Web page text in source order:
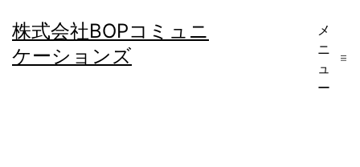
ン
テ
株式会社BOPコミュニ
ケーションズ
メ
ニ
ュ
ー